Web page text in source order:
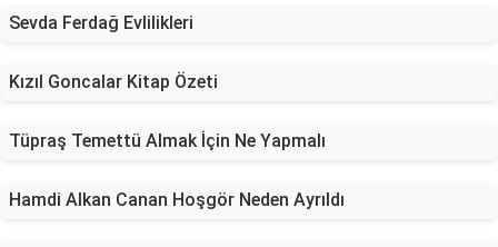
Sevda Ferdağ Evlilikleri
Kızıl Goncalar Kitap Özeti
Tüpraş Temettü Almak İçin Ne Yapmalı
Hamdi Alkan Canan Hoşgör Neden Ayrıldı